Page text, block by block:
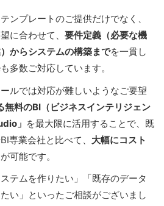
ンプレートのご提供だけでなく、
に合わせて、 要件定義（必要な機
からシステムの構築までを一貫し
も多数ご対応しています。
ルでは対応が難しいようなご要望
料のBI（ビジネスインテリジェン
」 を最大限に活用することで、既
専業会社と比べて、 大幅にコスト
可能です。
テムを作りたい」「既存のデータ
い」といったご相談がございまし